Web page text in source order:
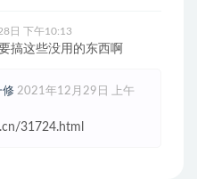
日 下午10:13
搞这些没用的东西啊
修 2021年12月29日 上午
31724.html